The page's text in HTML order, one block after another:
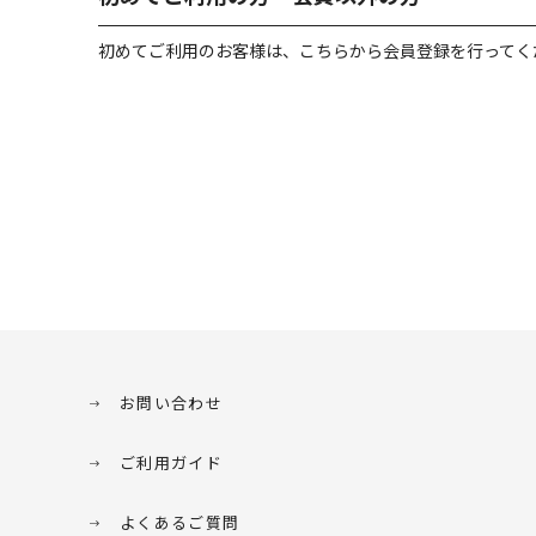
初めてご利用のお客様は、こちらから会員登録を行って
お問い合わせ
ご利用ガイド
よくあるご質問